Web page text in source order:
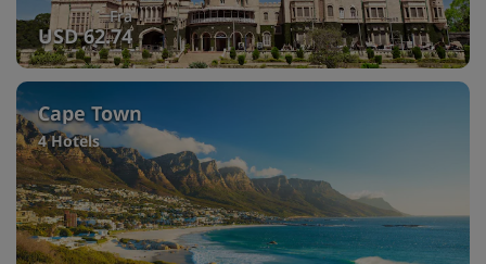
Fra
USD 62.74
Cape Town
4 Hotels